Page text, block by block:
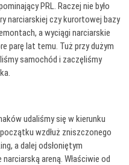
PRL. Raczej nie było
narciarskiej czy kurortowej bazy
a wyciągi narciarskie
parę lat temu. Tuż przy dużym
samochód i zaczęliśmy
udaliśmy się w kierunku
początku wzdłuż zniszczonego
a dalej odsłoniętym
areną. Właściwie od